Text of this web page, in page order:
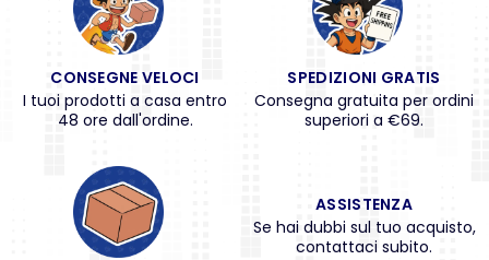
CONSEGNE VELOCI
I tuoi prodotti a casa entro
48 ore dall'ordine.
SPEDIZIONI GRATIS
Consegna gratuita per ordini
superiori a €69.
ASSISTENZA
Se hai dubbi sul tuo acquisto,
contattaci subito.